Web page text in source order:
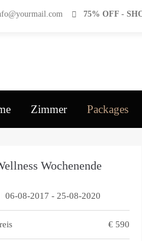
75% OFF -
Zimmer Packages
Wochenende
06-08-2017 - 25-08-2020
€ 590